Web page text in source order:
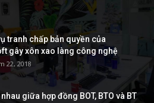
tranh chấp bản quyền của
gây xôn xao làng công nghệ
22, 2018
giữa hợp đồng BOT, BTO và BT